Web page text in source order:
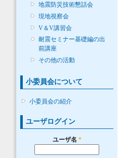
地震防災技術懇話会
現地視察会
V＆V講習会
耐震セミナー基礎編の出
前講座
その他の活動
小委員会について
小委員会の紹介
ユーザログイン
ユーザ名 *